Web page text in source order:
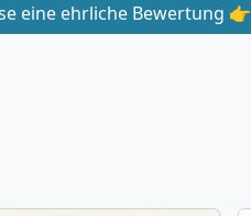
eine ehrliche Bewertung 👉